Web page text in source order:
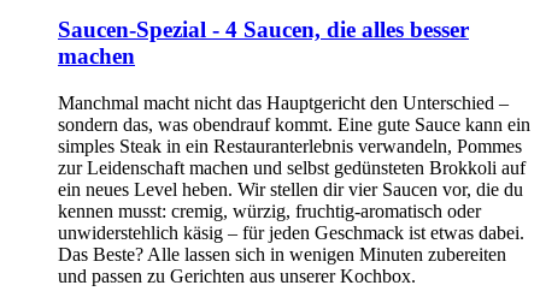
Saucen-Spezial - 4 Saucen, die alles besser
machen
Manchmal macht nicht das Hauptgericht den Unterschied –
sondern das, was obendrauf kommt. Eine gute Sauce kann ein
simples Steak in ein Restauranterlebnis verwandeln, Pommes
zur Leidenschaft machen und selbst gedünsteten Brokkoli auf
ein neues Level heben. Wir stellen dir vier Saucen vor, die du
kennen musst: cremig, würzig, fruchtig-aromatisch oder
unwiderstehlich käsig – für jeden Geschmack ist etwas dabei.
Das Beste? Alle lassen sich in wenigen Minuten zubereiten
und passen zu Gerichten aus unserer Kochbox.